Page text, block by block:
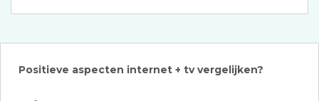
Positieve aspecten internet + tv vergelijken?